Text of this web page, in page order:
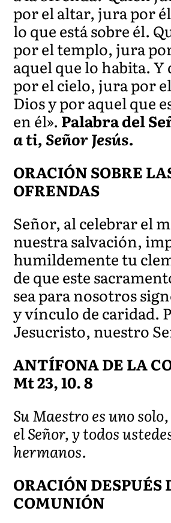
por el altar, jura por
lo que está sobre él.
por el templo, jura
aquel que lo habita.
por el cielo, jura por
Dios y por aquel que
en él». Palabra del
a ti, Señor Jesús.
ORACIÓN SOBRE
OFRENDAS
Señor, al celebrar el
nuestra salvación,
humildemente tu
de que este
sea para nosotros
y vínculo de caridad.
Jesucristo, nuestro
ANTÍFONA DE LA
Mt 23, 10. 8
Su Maestro es uno
el Señor, y todos
hermanos.
ORACIÓN DESPUÉS
COMUNIÓN